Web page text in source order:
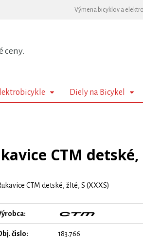
ceny.
Výmena bicyklov a
Diely na Bicykel
CTM detské,
CTM detské, žlté, S (XXXS)
čislo: 183.766